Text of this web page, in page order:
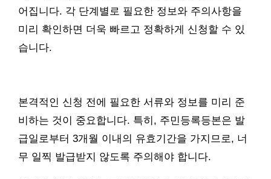
어집니다. 각 단계별로 필요한 정보와 주의사항을
미리 확인하면 더욱 빠르고 정확하게 신청할 수 있
습니다.
본격적인 신청 전에 필요한 서류와 정보를 미리 준
비하는 것이 중요합니다. 특히, 주민등록등본은 발
급일로부터 3개월 이내의 유효기간을 가지므로, 너
무 일찍 발급받지 않도록 주의해야 합니다.